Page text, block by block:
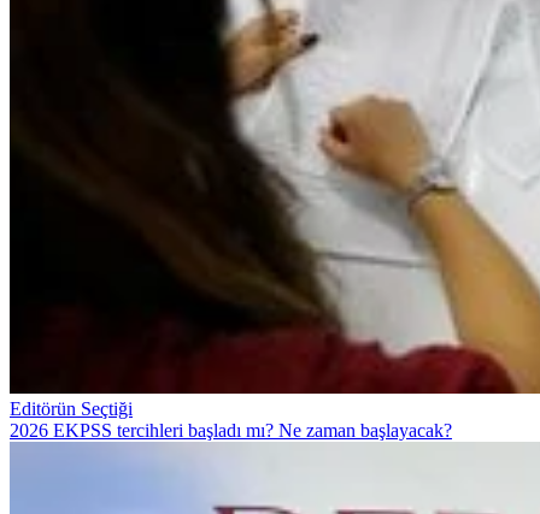
Editörün Seçtiği
2026 EKPSS tercihleri başladı mı? Ne zaman başlayacak?